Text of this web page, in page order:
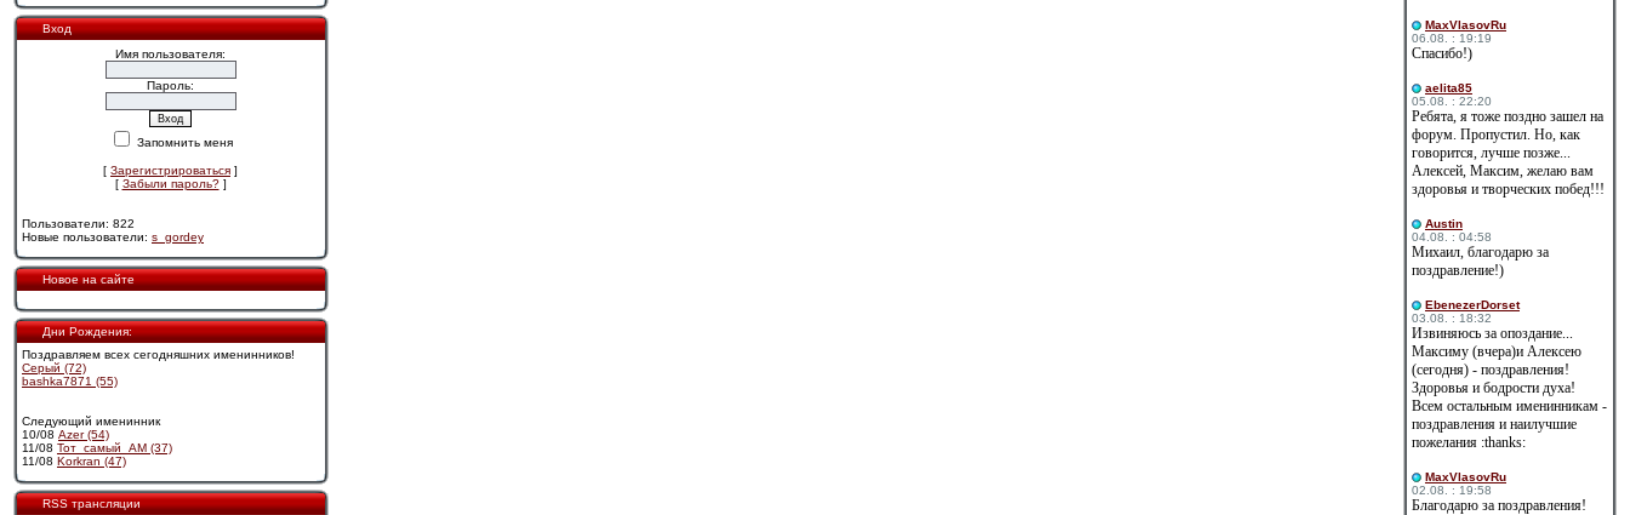
Вход
Имя пользователя:
Пароль:
Запомнить меня
[ Зарегистрироваться ]
[ Забыли пароль?]
Пользователи: 822
Новые пользователи: s_gordey
Новое на сайте
Дни Рождения:
Поздравляем всех сегодняшних именинников!
Cерый (72)
bashka7871 (55)
Следующий именинник
10/08 Azer (54)
11/08 Тот_самый_АМ (37)
11/08 Korkran (47)
RSS трансляции
MaxVlasovRu
06.08. : 19:19
Спасибо!)
aelita85
05.08. : 22:20
Ребята, я тоже поздно зашел на
форум. Пропустил. Но, как
говорится, лучше позже...
Алексей, Максим, желаю вам
здоровья и творческих побед!!!
Austin
04.08. : 04:58
Михаил, благодарю за
поздравление!)
EbenezerDorset
03.08. : 18:32
Извиняюсь за опоздание...
Максиму (вчера)и Алексею
(сегодня) - поздравления!
Здоровья и бодрости духа!
Всем остальным именинникам -
поздравления и наилучшие
пожелания :thanks:
MaxVlasovRu
02.08. : 19:58
Благодарю за поздравления!